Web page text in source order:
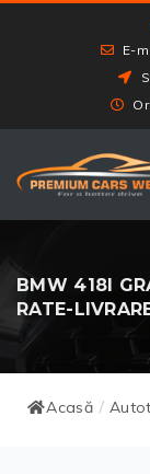
E-
BMW 418I
RATE-
Acasă /